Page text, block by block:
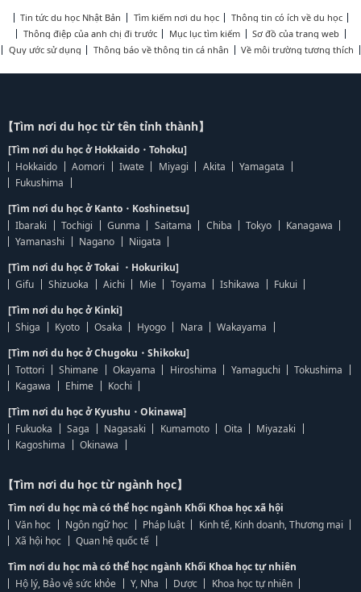
Tin tức du học Nhật Bản Tìm kiếm nơi du học
Thông tin có ích về du học
Thông điệp của anh chị đi trước
Mục lục tìm kiếm
Sơ đồ của trang web
Quy ước sử dụng
Thông báo về thông tin cá nhân Về môi trường tương thích
【Tìm nơi du học từ tên tỉnh thành】
[Tìm nơi du học ở Hokkaido・Tohoku]
Hokkaido
Aomori Iwate Miyagi Akita
Yamagata
Fukushima
[Tìm nơi du học ở Kanto・Koshinetsu]
Ibaraki
Tochigi Gunma Saitama Chiba Tokyo
Kanagawa
Yamanashi
Nagano
Niigata
[Tìm nơi du học ở Tokai ・Hokuriku]
Gifu
Shizuoka Aichi Mie Toyama Ishikawa
Fukui
[Tìm nơi du học ở Kinki]
Shiga
Kyoto Osaka Hyogo Nara
Wakayama
[Tìm nơi du học ở Chugoku・Shikoku]
Tottori
Shimane Okayama Hiroshima Yamaguchi
Tokushima
Kagawa
Ehime
Kochi
[Tìm nơi du học ở Kyushu・Okinawa]
Fukuoka
Saga Nagasaki Kumamoto Oita
Miyazaki
Kagoshima
Okinawa
【Tìm nơi du học từ ngành học】
Tìm nơi du học mà có thể học ngành Khối Khoa học xã hội
Văn học
Ngôn ngữ học Pháp luật
Kinh tế, Kinh doanh, Thương mại
Xã hội học
Quan hệ quốc tế
Tìm nơi du học mà có thể học ngành Khối Khoa học tự nhiên
Hộ lý, Bảo vệ sức khỏe
Y, Nha Dược
Khoa học tự nhiên